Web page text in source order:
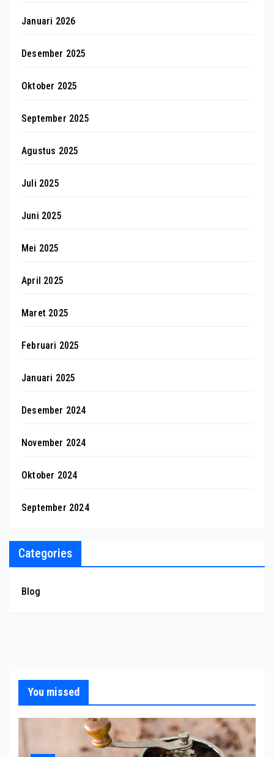
Januari 2026
Desember 2025
Oktober 2025
September 2025
Agustus 2025
Juli 2025
Juni 2025
Mei 2025
April 2025
Maret 2025
Februari 2025
Januari 2025
Desember 2024
November 2024
Oktober 2024
September 2024
Categories
Blog
You missed